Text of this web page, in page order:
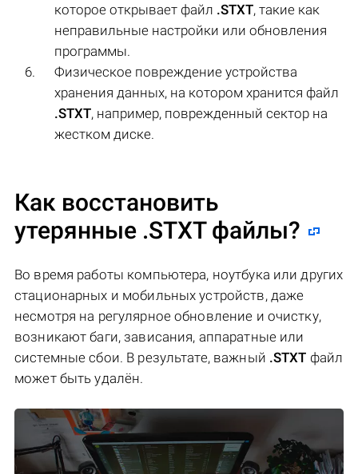
которое открывает файл .STXT, такие как
неправильные настройки или обновления
программы.
Физическое повреждение устройства
хранения данных, на котором хранится файл
.STXT, например, поврежденный сектор на
жестком диске.
Как восстановить
утерянные .STXT файлы?
Во время работы компьютера, ноутбука или других
стационарных и мобильных устройств, даже
несмотря на регулярное обновление и очистку,
возникают баги, зависания, аппаратные или
системные сбои. В результате, важный .STXT файл
может быть удалён.